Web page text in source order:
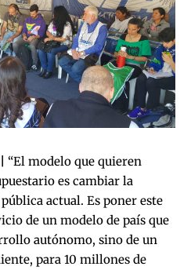
“El modelo que quieren
es cambiar la
actual. Es poner este
de un modelo de país que
autónomo, sino de un
para 10 millones de